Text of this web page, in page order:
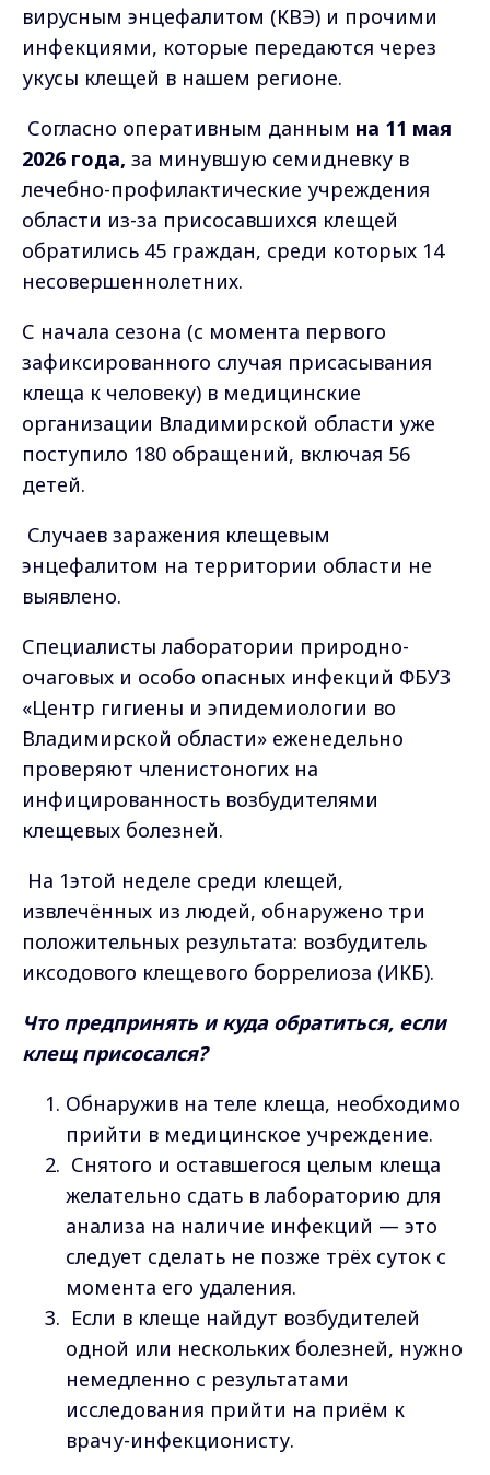
вирусным энцефалитом (КВЭ) и прочими
инфекциями, которые передаются через
укусы клещей в нашем регионе.
Согласно оперативным данным на 11 мая
2026 года, за минувшую семидневку в
лечебно-профилактические учреждения
области из-за присосавшихся клещей
обратились 45 граждан, среди которых 14
несовершеннолетних.
С начала сезона (с момента первого
зафиксированного случая присасывания
клеща к человеку) в медицинские
организации Владимирской области уже
поступило 180 обращений, включая 56
детей.
Случаев заражения клещевым
энцефалитом на территории области не
выявлено.
Специалисты лаборатории природно-
очаговых и особо опасных инфекций ФБУЗ
«Центр гигиены и эпидемиологии во
Владимирской области» еженедельно
проверяют членистоногих на
инфицированность возбудителями
клещевых болезней.
На 1этой неделе среди клещей,
извлечённых из людей, обнаружено три
положительных результата: возбудитель
иксодового клещевого боррелиоза (ИКБ).
Что предпринять и куда обратиться, если
клещ присосался?
Обнаружив на теле клеща, необходимо
прийти в медицинское учреждение.
Снятого и оставшегося целым клеща
желательно сдать в лабораторию для
анализа на наличие инфекций — это
следует сделать не позже трёх суток с
момента его удаления.
Если в клеще найдут возбудителей
одной или нескольких болезней, нужно
немедленно с результатами
исследования прийти на приём к
врачу-инфекционисту.